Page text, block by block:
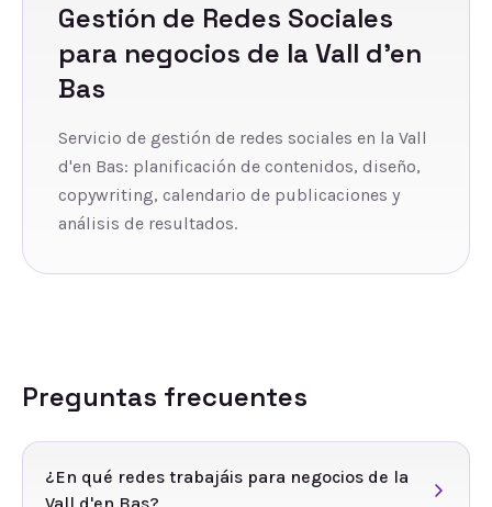
Gestión de Redes Sociales
para negocios de la Vall d'en
Bas
Servicio de gestión de redes sociales en la Vall
d'en Bas: planificación de contenidos, diseño,
copywriting, calendario de publicaciones y
análisis de resultados.
Preguntas frecuentes
¿En qué redes trabajáis para negocios de la